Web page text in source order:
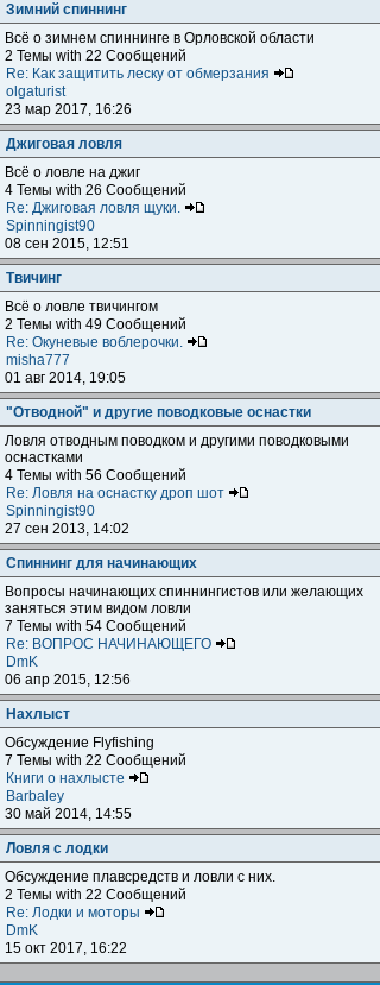
Зимний спиннинг
Всё о зимнем спиннинге в Орловской области
2 Темы with 22 Сообщений
Re: Как защитить леску от обмерзания
olgaturist
23 мар 2017, 16:26
Джиговая ловля
Всё о ловле на джиг
4 Темы with 26 Сообщений
Re: Джиговая ловля щуки.
Spinningist90
08 сен 2015, 12:51
Твичинг
Всё о ловле твичингом
2 Темы with 49 Сообщений
Re: Окуневые воблерочки.
misha777
01 авг 2014, 19:05
"Отводной" и другие поводковые оснастки
Ловля отводным поводком и другими поводковыми
оснастками
4 Темы with 56 Сообщений
Re: Ловля на оснастку дроп шот
Spinningist90
27 сен 2013, 14:02
Спиннинг для начинающих
Вопросы начинающих спиннингистов или желающих
заняться этим видом ловли
7 Темы with 54 Сообщений
Re: ВОПРОС НАЧИНАЮЩЕГО
DmK
06 апр 2015, 12:56
Нахлыст
Обсуждение Flyfishing
7 Темы with 22 Сообщений
Книги о нахлысте
Barbaley
30 май 2014, 14:55
Ловля с лодки
Обсуждение плавсредств и ловли с них.
2 Темы with 22 Сообщений
Re: Лодки и моторы
DmK
15 окт 2017, 16:22